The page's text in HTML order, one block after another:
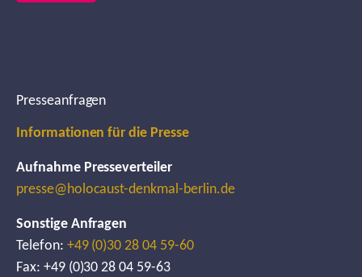
Presseanfragen
Informationen für die Presse
Aufnahme Presseverteiler
presse@holocaust-denkmal-berlin.de
Sonstige Anfragen
Telefon: +49 (0)30 28 04 59-60
Fax: +49 (0)30 28 04 59-63